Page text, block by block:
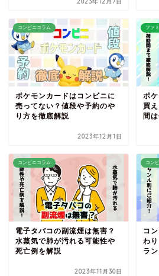
2023年12月7日
コンビニコラム
ポケモンカードはコンビニに
売ってない？値段や予約のや
り方を徹底解説
2023年12月1日
ファ
ポ
買
間
コンビニコラム
電子タバコの副流煙は無害？
水蒸気で肺が汚れる可能性や
死亡例を解説
2023年11月30日
コン
コ
わ
ラ